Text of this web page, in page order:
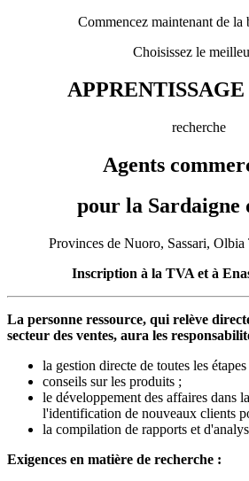
Commencez maintenant de la
Choisissez le
recherche
Agents
pour la Sardaigne
Provinces de Nuoro, Sassari,
Inscription à la TVA et à
La personne ressource, qui relève
secteur des ventes, aura les
la gestion directe de toutes les
conseils sur les produits ;
le développement des affaires dans
l'identification de nouveaux clients
la compilation de rapports et
Exigences en matière de recherche :